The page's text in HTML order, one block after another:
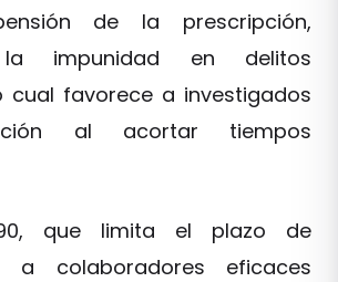
de la prescripción,
la impunidad en delitos
cual favorece a investigados
al acortar tiempos
que limita el plazo de
a colaboradores eficaces